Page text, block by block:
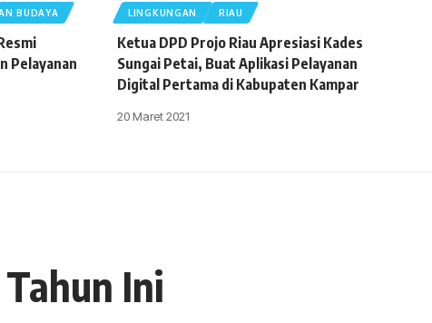
BUDAYA
Pelayanan
LINGKUNGAN RIAU
Ketua DPD Projo Riau Apresiasi Kades
Sungai Petai, Buat Aplikasi Pelayanan
Digital Pertama di Kabupaten Kampar
20 Maret 2021
Ini